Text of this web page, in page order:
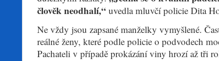
člověk neodhalí,“ uvedla mluvčí policie Dita
Ne vždy jsou zapsané manželky vymyšlené.
reálné ženy, které podle policie o podvodech
Pachateli v případě prokázání viny hrozí až tři